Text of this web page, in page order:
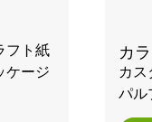
フト紙
ケージ
カ
カ
パル